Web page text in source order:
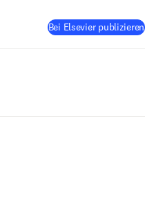
Bei Elsevier publizieren